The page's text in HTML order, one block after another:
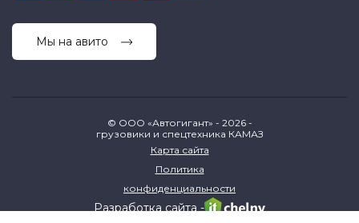
Мы на авито
© ООО «Автогигант» - 2026 -
грузовики и спецтехника КАМАЗ
Карта сайта
Политика
конфиденциальности
Разработка сайта -